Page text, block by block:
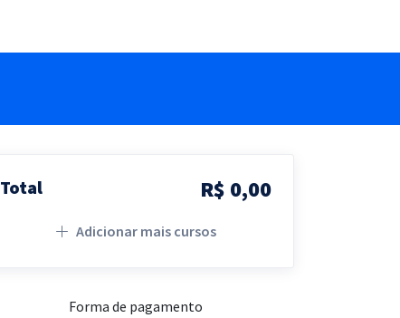
Total R$ 0,00
Adicionar mais cursos
Forma de pagamento